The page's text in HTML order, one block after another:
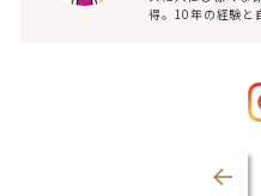
得。10年の経験と